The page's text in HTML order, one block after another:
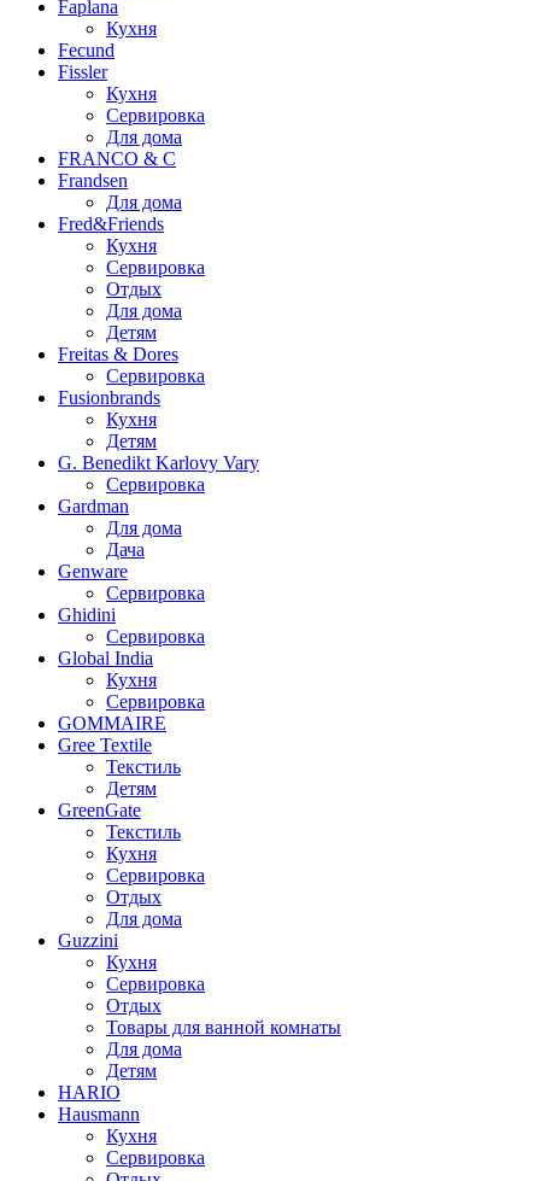
Faplana
Кухня
Fecund
Fissler
Кухня
Сервировка
Для дома
FRANCO & C
Frandsen
Для дома
Fred&Friends
Кухня
Сервировка
Отдых
Для дома
Детям
Freitas & Dores
Сервировка
Fusionbrands
Кухня
Детям
G. Benedikt Karlovy Vary
Сервировка
Gardman
Для дома
Дача
Genware
Сервировка
Ghidini
Сервировка
Global India
Кухня
Сервировка
GOMMAIRE
Gree Textile
Текстиль
Детям
GreenGate
Текстиль
Кухня
Сервировка
Отдых
Для дома
Guzzini
Кухня
Сервировка
Отдых
Товары для ванной комнаты
Для дома
Детям
HARIO
Hausmann
Кухня
Сервировка